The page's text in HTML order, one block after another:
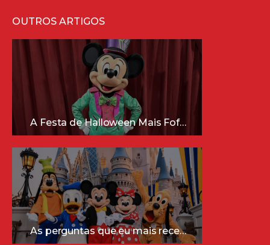
OUTROS ARTIGOS
A Festa de Halloween Mais Fofa da Disney Está Chegando!
As perguntas que eu mais recebo sobre a Disney (e as respostas mais sinceras!)